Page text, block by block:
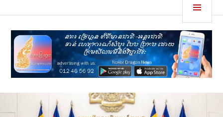
to នគរដ្រេហ្គន